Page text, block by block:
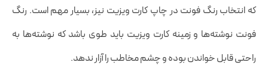
که انتخاب رنگ فونت در چاپ کارت ویزیت نیز، بسیار مهم است. رنگ
فونت نوشته‌ها و زمینه کارت‌ ویزیت باید طوی باشد که نوشته‌ها به
راحتی قابل خواندن بوده و چشم مخاطب را آزار ندهد.